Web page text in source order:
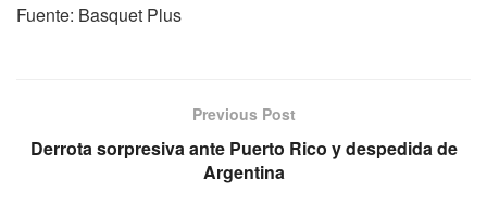
Fuente: Basquet Plus
Previous Post
Derrota sorpresiva ante Puerto Rico y despedida de
Argentina